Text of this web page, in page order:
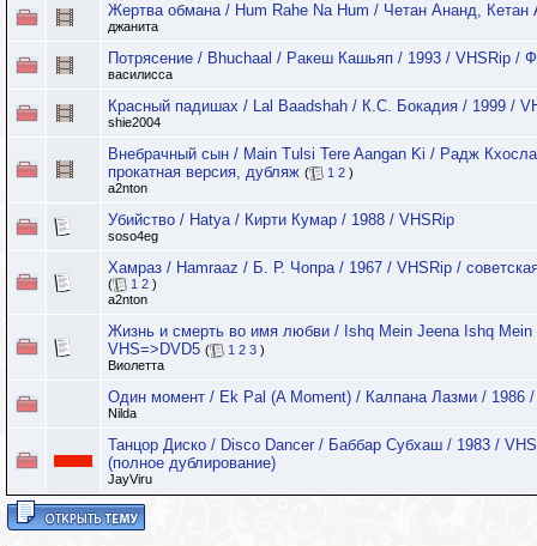
Жертва обмана / Hum Rahe Na Hum / Четан Ананд, Кетан
джанита
Потрясение / Bhuchaal / Ракеш Кашьяп / 1993 / VHSRip /
василисса
Красный падишах / Lal Baadshah / К.С. Бокадия / 1999 /
shie2004
Внебрачный сын / Main Tulsi Tere Aangan Ki / Радж
прокатная версия, дубляж ( 1 2 )
a2nton
Убийство / Hatya / Кирти Кумар / 1988 / VHSRip
soso4eg
Хамраз / Hamraaz / Б. Р. Чопра / 1967 / VHSRip /
( 1 2 )
a2nton
Жизнь и смерть во имя любви / Ishq Mein Jeena Ishq
VHS=>DVD5 ( 1 2 3 )
Виолетта
Один момент / Ek Pal (A Moment) / Калпана Лазми / 1986
Nilda
Танцор Диско / Disco Dancer / Баббар Субхаш / 1983 /
(полное дублирование)
JayViru